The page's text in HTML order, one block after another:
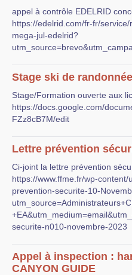
appel à contrôle EDELRID
https://edelrid.com/fr-fr/
mega-jul-edelrid?
Stage ski de
Stage/Formation ouverte aux
https://docs.google.com/
FZz8cB7M/edit
Lettre prévention
Ci-joint la lettre prévention
https://www.ffme.fr/wp-
prevention-securite-10-
securite-n010-novembre-2023
Appel à inspection :
CANYON GUIDE